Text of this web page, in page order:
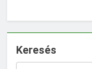
Keresés